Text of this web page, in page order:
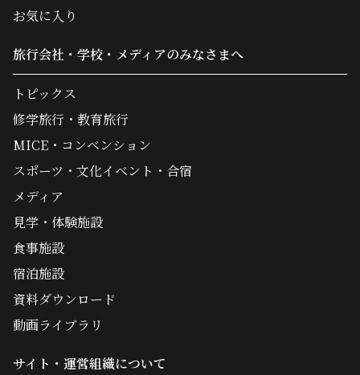
お気に入り
旅行会社・学校・メディアのみなさまへ
トピックス
修学旅行・教育旅行
MICE・コンベンション
スポーツ・文化イベント・合宿
メディア
見学・体験施設
食事施設
宿泊施設
資料ダウンロード
動画ライブラリ
サイト・運営組織について